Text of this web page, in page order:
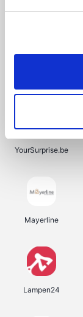
Shein
YourSurprise.be
Mayerline
Lampen24